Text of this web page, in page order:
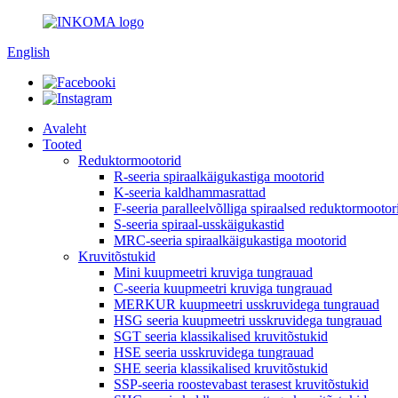
English
Avaleht
Tooted
Reduktormootorid
R-seeria spiraalkäigukastiga mootorid
K-seeria kaldhammasrattad
F-seeria paralleelvõlliga spiraalsed
S-seeria spiraal-usskäigukastid
MRC-seeria spiraalkäigukastiga mootorid
Kruvitõstukid
Mini kuupmeetri kruviga tungrauad
C-seeria kuupmeetri kruviga tungrauad
MERKUR kuupmeetri usskruvidega tungrauad
HSG seeria kuupmeetri usskruvidega tungrauad
SGT seeria klassikalised kruvitõstukid
HSE seeria usskruvidega tungrauad
SHE seeria klassikalised kruvitõstukid
SSP-seeria roostevabast terasest kruvitõstukid